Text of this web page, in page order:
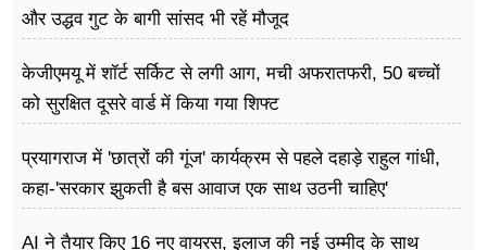
और उद्धव गुट के बागी सांसद भी रहें मौजूद
केजीएमयू में शॉर्ट सर्किट से लगी आग, मची अफरातफरी, 50 बच्चों
को सुरक्षित दूसरे वार्ड में किया गया शिफ्ट
प्रयागराज में 'छात्रों की गूंज' कार्यक्रम से पहले दहाड़े राहुल गांधी,
कहा-'सरकार झुकती है बस आवाज एक साथ उठनी चाहिए'
AI ने तैयार किए 16 नए वायरस, इलाज की नई उम्मीद के साथ